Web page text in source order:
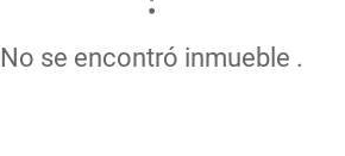
No se encontró inmueble .